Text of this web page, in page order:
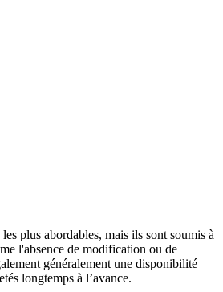
plus abordables, mais ils sont soumis à
l'absence de modification ou de
généralement une disponibilité
longtemps à l’avance.